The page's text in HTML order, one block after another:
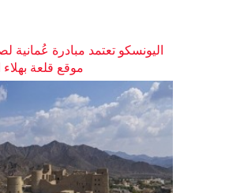
اليونسكو تعتمد مبادرة عُمانية
موقع قلعة بهلاء